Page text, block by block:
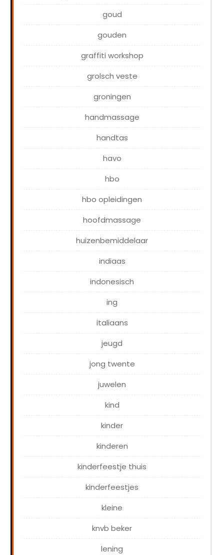
goud
gouden
graffiti workshop
grolsch veste
groningen
handmassage
handtas
havo
hbo
hbo opleidingen
hoofdmassage
huizenbemiddelaar
indiaas
indonesisch
ing
italiaans
jeugd
jong twente
juwelen
kind
kinder
kinderen
kinderfeestje thuis
kinderfeestjes
kleine
knvb beker
lening